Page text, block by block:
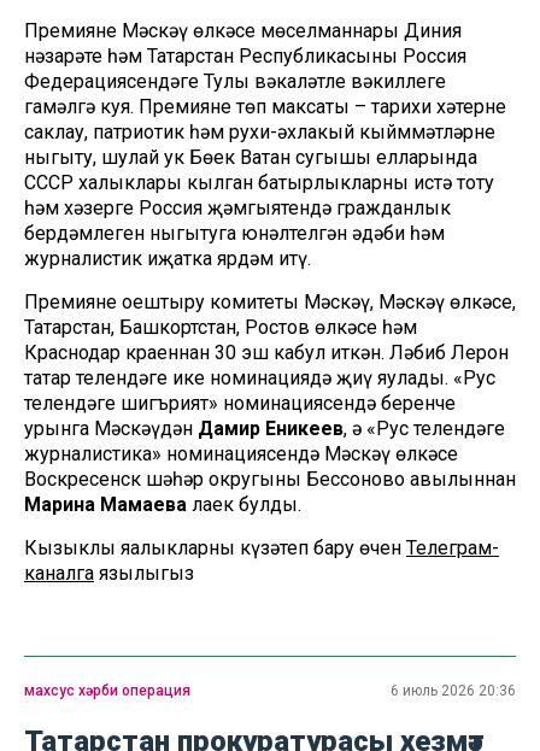
Премияне Мәскәү өлкәсе мөселманнары Диния
нәзарәте һәм Татарстан Республикасының Россия
Федерациясендәге Тулы вәкаләтле вәкиллеге
гамәлгә куя. Премиянең төп максаты – тарихи хәтерне
саклау, патриотик һәм рухи-әхлакый кыйммәтләрне
ныгыту, шулай ук Бөек Ватан сугышы елларында
СССР халыклары кылган батырлыкларны истә тоту
һәм хәзерге Россия җәмгыятендә гражданлык
бердәмлеген ныгытуга юнәлтелгән әдәби һәм
журналистик иҗатка ярдәм итү.
Премиянең оештыру комитеты Мәскәү, Мәскәү өлкәсе,
Татарстан, Башкортстан, Ростов өлкәсе һәм
Краснодар краеннан 30 эш кабул иткән. Ләбиб Лерон
татар телендәге ике номинациядә җиңү яулады. «Рус
телендәге шигърият» номинациясендә беренче
урынга Мәскәүдән Дамир Еникеев, ә «Рус телендәге
журналистика» номинациясендә Мәскәү өлкәсе
Воскресенск шәһәр округының Бессоново авылыннан
Марина Мамаева лаек булды.
Кызыклы яңалыкларны күзәтеп бару өчен Телеграм-
каналга язылыгыз
махсус хәрби операция 6 июль 2026 20:36
Татарстан прокуратурасы хезмәт